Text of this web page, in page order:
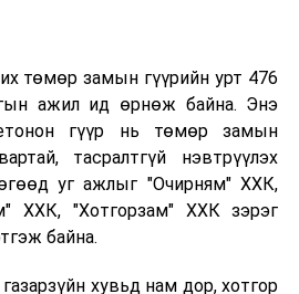
төмөр замын гүүрийн урт 476
ажил ид өрнөж байна. Энэ
гүүр нь төмөр замын
тасралтгүй нэвтрүүлэх
уг ажлыг "Очирням" ХХК,
ХХК, "Хотгорзам" ХХК зэрэг
байна.
хувьд нам дор, хотгор